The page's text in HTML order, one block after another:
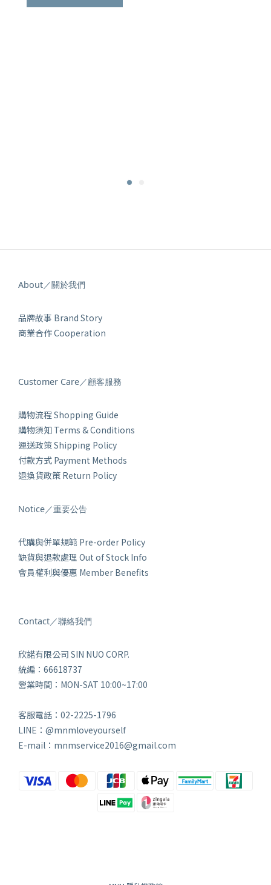
About／關於我們
品牌故事 Brand Story
商業合作 Cooperation
Customer Care／顧客服務
購物流程 Shopping Guide
購物須知 Terms & Conditions
運送政策 Shipping Policy
付款方式 Payment Methods
退換貨政策 Return Policy
Notice／重要公告
代購與併單規範 Pre-order Policy
缺貨與退款處理 Out of Stock Info
會員權利與優惠 Member Benefits
Contact／聯絡我們
欣諾有限公司 SIN NUO CORP.
統編：66618737
營業時間：MON-SAT 10:00~17:00
客服電話：02-2225-1796
LINE：@mnmloveyourself
E-mail：mnmservice2016@gmail.com